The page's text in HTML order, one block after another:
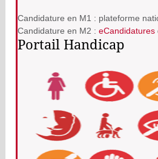
Candidature en M1 : plateforme
Candidature en M2 :eCandidatures
Portail Handicap